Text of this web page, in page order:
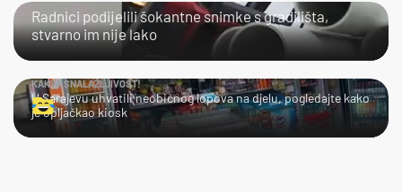
Radnici podijelili šokantne snimke s gradilišta,
stvarno im nije lako
KAKVA SNALAŽLJIVOST!
U Sarajevu uhvatili neobičnog lopova na djelu, pogledajte kako
je opljačkao kiosk